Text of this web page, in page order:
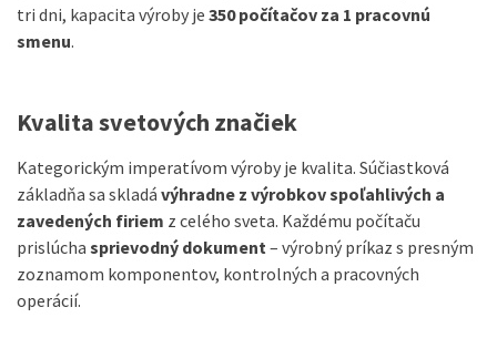
tri dni, kapacita výroby je 350 počítačov za 1 pracovnú
smenu.
Kvalita svetových značiek
Kategorickým imperatívom výroby je kvalita. Súčiastková
základňa sa skladá výhradne z výrobkov spoľahlivých a
zavedených firiem z celého sveta. Každému počítaču
prislúcha sprievodný dokument– výrobný príkaz s presným
zoznamom komponentov, kontrolných a pracovných
operácií.